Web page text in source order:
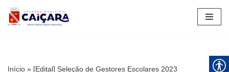
Pular
Início » [Edital] Seleção de Gestores Escolares 2023